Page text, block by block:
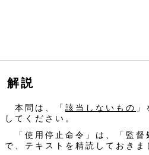
解説
本問は、「 該当しないもの
してください。
「使用停止命令」は、「監督
で、テキストを精読しておきま